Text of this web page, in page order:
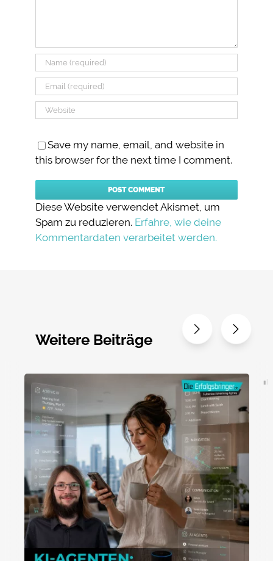
Save my name, email, and website in
this browser for the next time I comment.
Diese Website verwendet Akismet, um
Spam zu reduzieren. Erfahre, wie deine
Kommentardaten verarbeitet werden.
Weitere Beiträge